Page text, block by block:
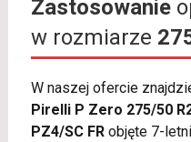
Zastosowanie
w rozmiarze
W naszej ofercie
Pirelli P Zero 275/50
PZ4/SC FRobjęte 7-